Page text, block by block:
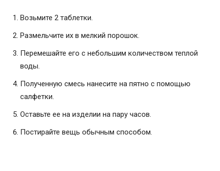
Возьмите 2 таблетки.
Размельчите их в мелкий порошок.
Перемешайте его с небольшим количеством теплой
воды.
Полученную смесь нанесите на пятно с помощью
салфетки.
Оставьте ее на изделии на пару часов.
Постирайте вещь обычным способом.